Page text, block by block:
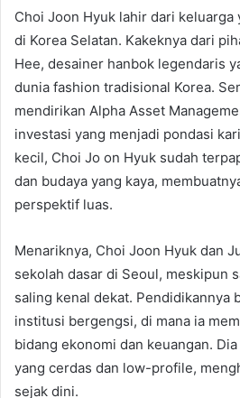
Choi Joon Hyuk lahir dari keluarga
di Korea Selatan. Kakeknya dari
Hee, desainer hanbok legendaris
dunia fashion tradisional Korea.
mendirikan Alpha Asset
investasi yang menjadi pondasi
kecil, Choi Jo on Hyuk sudah
dan budaya yang kaya,
perspektif luas.
Menariknya, Choi Joon Hyuk dan
sekolah dasar di Seoul, meskipun
saling kenal dekat. Pendidikannya
institusi bergengsi, di mana ia
bidang ekonomi dan keuangan.
yang cerdas dan low-profile,
sejak dini.